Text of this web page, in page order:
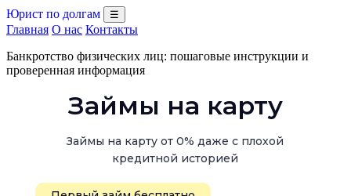
Юрист по долгам ☰
Главная О нас Контакты
Банкротство физических лиц: пошаговые инструкции и
проверенная информация
Займы на карту
Займы на карту от 0% даже с плохой
кредитной историей